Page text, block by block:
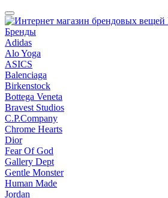
Бренды
Adidas
Alo Yoga
ASICS
Balenciaga
Birkenstock
Bottega Veneta
Bravest Studios
C.P.Company
Chrome Hearts
Dior
Fear Of God
Gallery Dept
Gentle Monster
Human Made
Jordan